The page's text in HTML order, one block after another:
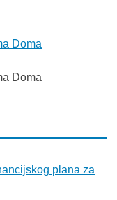
Doma
Doma
plana za